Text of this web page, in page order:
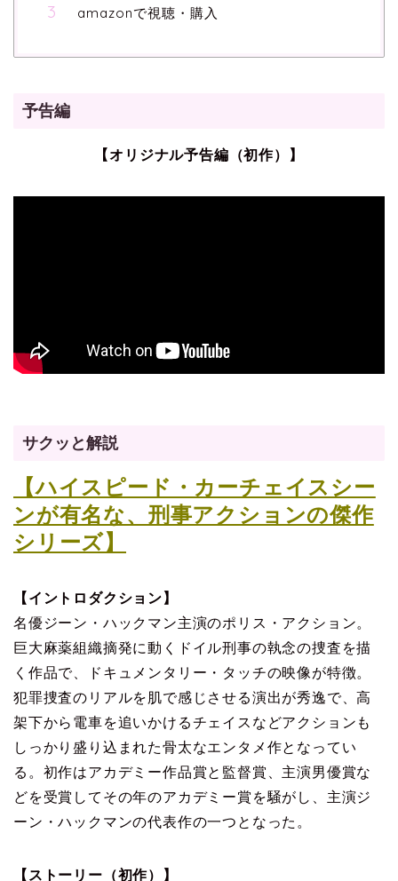
amazonで視聴・購入
予告編
【オリジナル予告編（初作）】
サクッと解説
【ハイスピード・カーチェイスシー
ンが有名な、刑事アクションの傑作
シリーズ】
【イントロダクション】
名優ジーン・ハックマン主演のポリス・アクション。
巨大麻薬組織摘発に動くドイル刑事の執念の捜査を描
く作品で、ドキュメンタリー・タッチの映像が特徴。
犯罪捜査のリアルを肌で感じさせる演出が秀逸で、高
架下から電車を追いかけるチェイスなどアクションも
しっかり盛り込まれた骨太なエンタメ作となってい
る。初作はアカデミー作品賞と監督賞、主演男優賞な
どを受賞してその年のアカデミー賞を騒がし、主演ジ
ーン・ハックマンの代表作の一つとなった。
【ストーリー（初作）】